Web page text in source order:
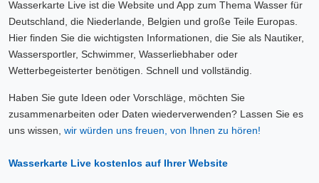
Wasserkarte Live ist die Website und App zum Thema Wasser für
Deutschland, die Niederlande, Belgien und große Teile Europas.
Hier finden Sie die wichtigsten Informationen, die Sie als Nautiker,
Wassersportler, Schwimmer, Wasserliebhaber oder
Wetterbegeisterter benötigen. Schnell und vollständig.
Haben Sie gute Ideen oder Vorschläge, möchten Sie
zusammenarbeiten oder Daten wiederverwenden? Lassen Sie es
uns wissen, wir würden uns freuen, von Ihnen zu hören!
Wasserkarte Live kostenlos auf Ihrer Website